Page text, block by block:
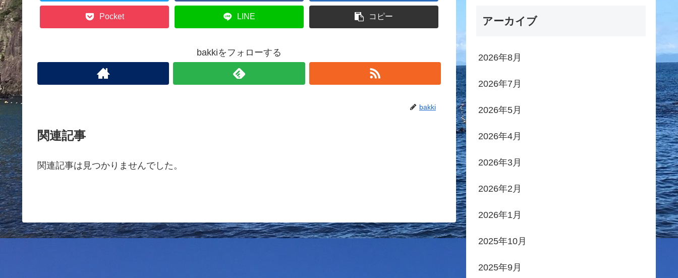
Pocket LINE コピー
bakkiをフォローする
bakki
関連記事
関連記事は見つかりませんでした。
アーカイブ
2026年8月
2026年7月
2026年5月
2026年4月
2026年3月
2026年2月
2026年1月
2025年10月
2025年9月